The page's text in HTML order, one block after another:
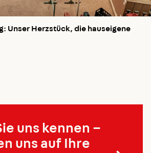
Unser Herzstück, die hauseigene
uns kennen –
uns auf Ihre